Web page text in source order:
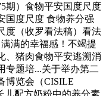
期）食物平安国度尺度
国度尺度 食物养分强
度（收罗看法稿）看法
满的幸福感！不竭提
、猪肉食物平安逃溯消
专题培...关于举办第二
博览会（CISILE
儿配方奶粉中的养分素